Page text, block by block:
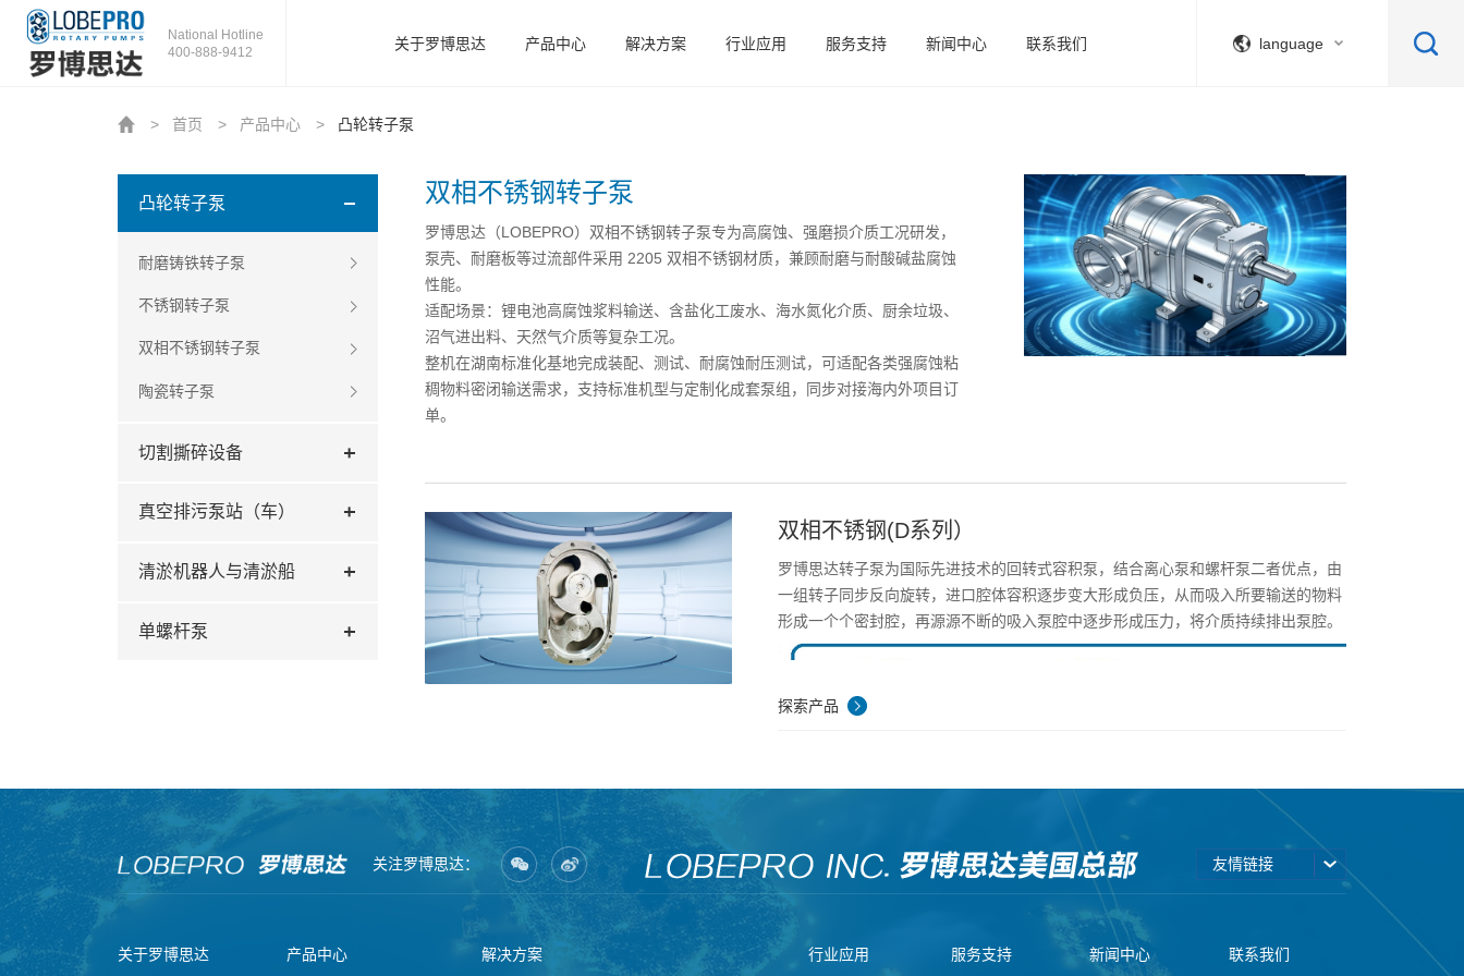
National Hotline
400-888-9412
关于罗博思达 产品中心 解决方案 行业应用 服务支持 新闻中心 联系我们 language
> 首页 > 产品中心 > 凸轮转子泵
凸轮转子泵
耐磨铸铁转子泵
不锈钢转子泵
双相不锈钢转子泵
陶瓷转子泵
切割撕碎设备
真空排污泵站（车）
清淤机器人与清淤船
单螺杆泵
双相不锈钢转子泵
罗博思达（LOBEPRO）双相不锈钢转子泵专为高腐蚀、强磨损介质工况研发，
泵壳、耐磨板等过流部件采用 2205 双相不锈钢材质，兼顾耐磨与耐酸碱盐腐蚀
性能。
适配场景：锂电池高腐蚀浆料输送、含盐化工废水、海水氮化介质、厨余垃圾、
沼气进出料、天然气介质等复杂工况。
整机在湖南标准化基地完成装配、测试、耐腐蚀耐压测试，可适配各类强腐蚀粘
稠物料密闭输送需求，支持标准机型与定制化成套泵组，同步对接海内外项目订
单。
双相不锈钢(D系列）
罗博思达转子泵为国际先进技术的回转式容积泵，结合离心泵和螺杆泵二者优点，由
一组转子同步反向旋转，进口腔体容积逐步变大形成负压，从而吸入所要输送的物料
形成一个个密封腔，再源源不断的吸入泵腔中逐步形成压力，将介质持续排出泵腔。
罗博思达转子泵与同行对比的优势：
1. 较强真空抽吸能力，最大自吸>8.5米；
2. 输送高含固率介质，最高含固率80%（密度比）；
探索产品
关注罗博思达： 友情链接
关于罗博思达 产品中心 解决方案 行业应用 服务支持 新闻中心 联系我们